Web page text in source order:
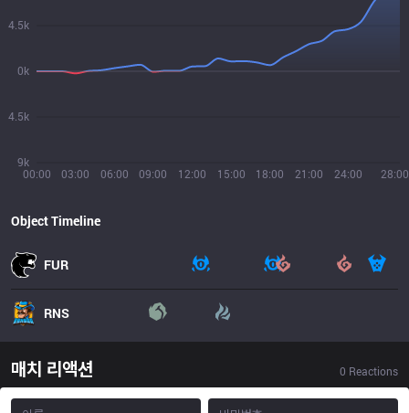
00:00 03:00 06:00 09:00 12:00 15:00 18:00 21:00 24:00 28:00
9k
4.5k
0k
4.5k
Object Timeline
FUR
RNS
매치 리액션 0 Reactions